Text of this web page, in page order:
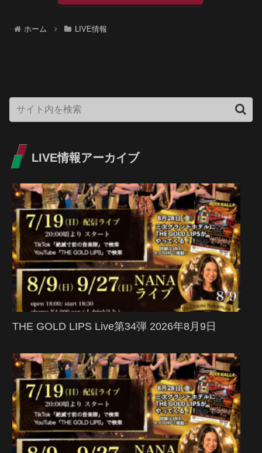
ホーム LIVE情報
LIVE情報アーカイブ
THE GOLD LIPS Live第34弾 2026年8月9日